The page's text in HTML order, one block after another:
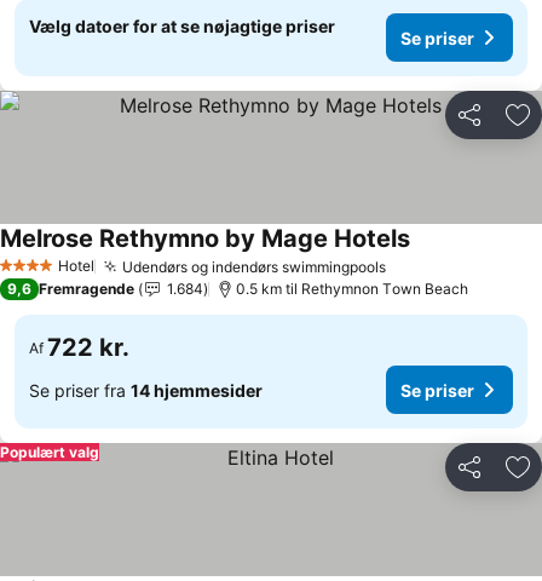
Vælg datoer for at se nøjagtige priser
Se priser
Del
4 StjernerHotel Udendørs og indendørs swimmingpools
Melrose Rethymno by Mage Hotels
9,6 Fremragende 1.684 0.5 km til Rethymnon Τown Beach
Af 722 kr.
Se priser fra 14 hjemmesider Se priser
Del
Populært valg